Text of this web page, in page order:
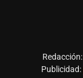
Redacción:
Publicidad: